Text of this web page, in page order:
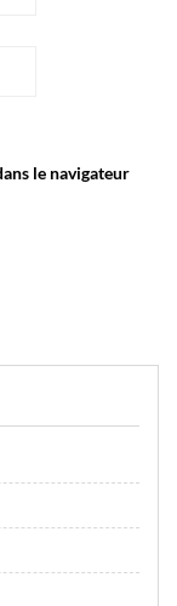
le navigateur